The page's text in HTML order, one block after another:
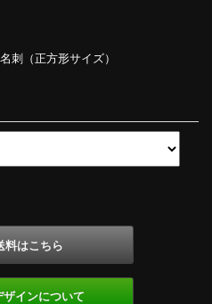
刺（正方形サイズ）
はこちら
インについて